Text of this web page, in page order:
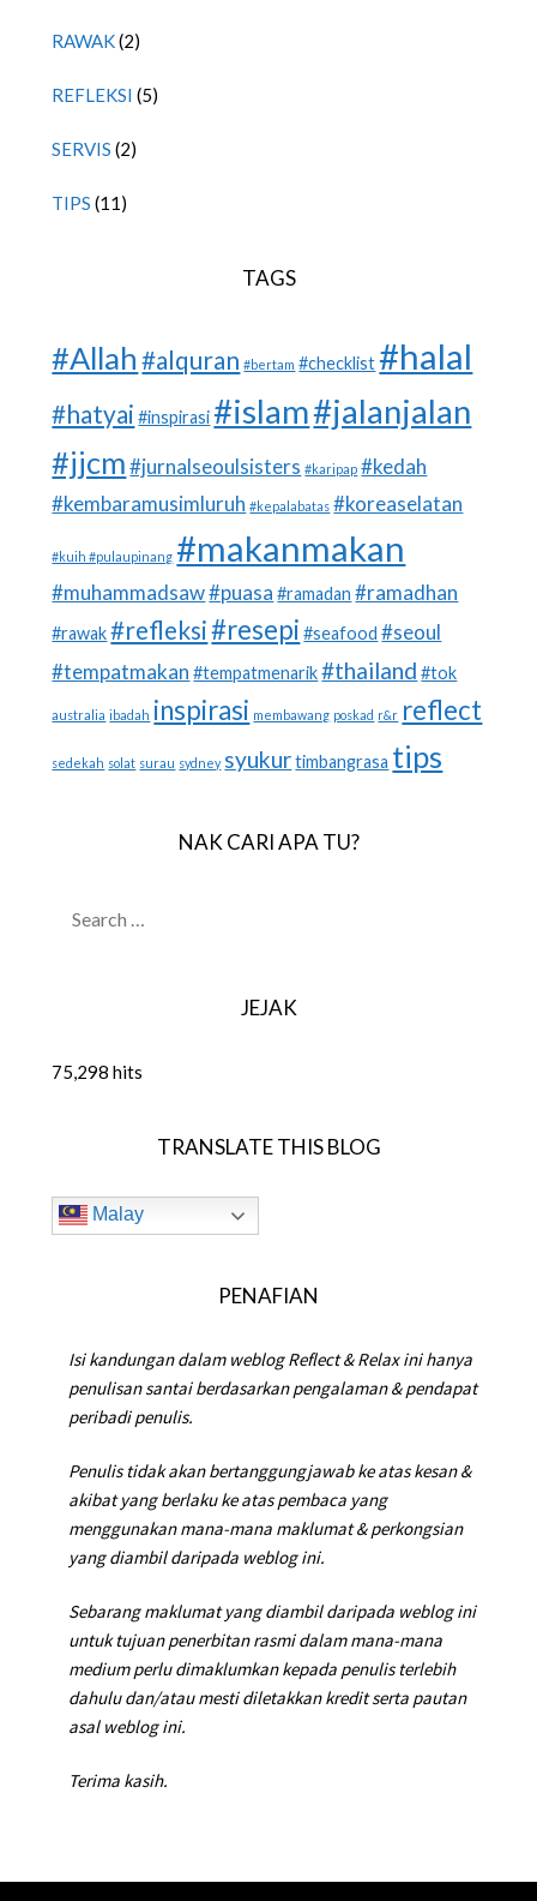
RAWAK(2)
REFLEKSI (5)
SERVIS (2)
TIPS (11)
TAGS
#Allah #alquran #bertam #checklist #halal
#hatyai #inspirasi #islam#jalanjalan
#jjcm #jurnalseoulsisters #karipap #kedah
#kembaramusimluruh #kepalabatas #koreaselatan
#kuih #pulaupinang #makanmakan
#muhammadsaw#puasa #ramadan #ramadhan
#rawak #refleksi#resepi #seafood #seoul
#tempatmakan #tempatmenarik #thailand #tok
australia ibadah inspirasi membawang poskad r&r reflect
sedekah solat surau sydney syukur timbangrasa tips
NAK CARI APA TU?
FOR:
JEJAK
75,298 hits
TRANSLATE THIS BLOG
Malay
PENAFIAN
Isi kandungan dalam weblog Reflect & Relax ini hanya
penulisan santai berdasarkan pengalaman & pendapat
peribadi penulis.
Penulis tidak akan bertanggungjawab ke atas kesan &
akibat yang berlaku ke atas pembaca yang
menggunakan mana-mana maklumat & perkongsian
yang diambil daripada weblog ini.
Sebarang maklumat yang diambil daripada weblog ini
untuk tujuan penerbitan rasmi dalam mana-mana
medium perlu dimaklumkan kepada penulis terlebih
dahulu dan/atau mesti diletakkan kredit serta pautan
asal weblog ini.
Terima kasih.